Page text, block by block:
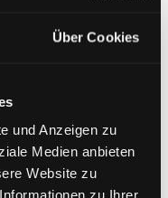
Über Cookies
und Anzeigen zu
Medien anbieten
Website zu
zu Ihrer
Daten
können
für
werden.